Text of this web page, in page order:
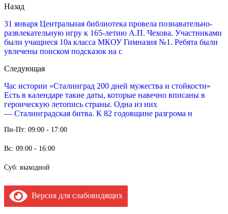
Назад
31 января Центральная библиотека провела познавательно-
развлекательную игру к 165-летию А.П. Чехова. Участниками
были учащиеся 10а класса МКОУ Гимназия №1. Ребята были
увлечены поиском подсказок на с
Следующая
Час истории «Сталинград 200 дней мужества и стойкости»
Есть в календаре такие даты, которые навечно вписаны в
героическую летопись страны. Одна из них
— Сталинградская битва. К 82 годовщине разгрома н
Пн-Пт: 09:00 - 17:00
Вс: 09:00 - 16:00
Суб: выходной
Версия для слабовидящих